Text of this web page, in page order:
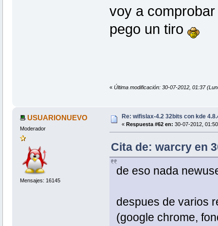
voy a
pego un tiro
« Última modificación: 30-07-2012, 01:37
USUARIONUEVO
Moderador
Mensajes: 16145
Re: wifislax-4.2 32bits con kde
« Respuesta #62 en: 30-07-2012,
Cita de: warcry en
de eso nada
despues de varios
(google chrome,